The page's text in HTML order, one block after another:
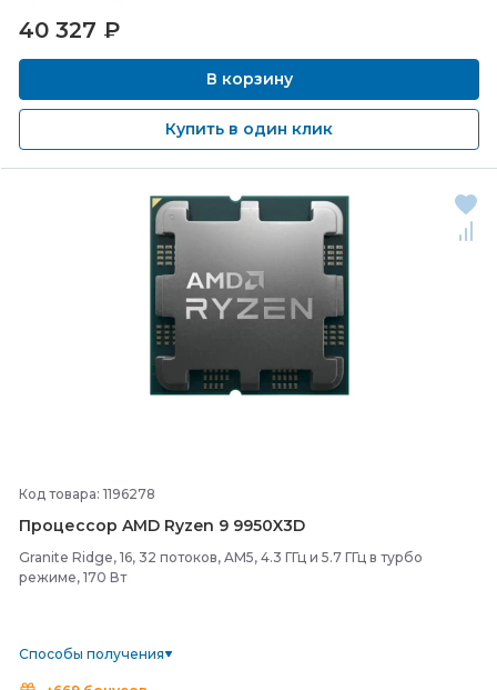
40 327 ₽
В корзину
Купить в один клик
Код товара: 1196278
Процессор AMD Ryzen 9 9950X3D
Granite Ridge, 16, 32 потоков, AM5, 4.3 ГГц и 5.7 ГГц в турбо
режиме, 170 Вт
Способы получения